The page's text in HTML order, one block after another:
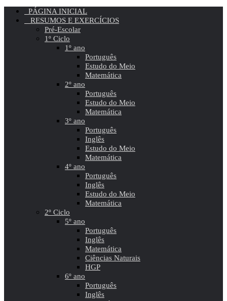
PÁGINA INICIAL
RESUMOS E EXERCÍCIOS
Pré-Escolar
1º Ciclo
1º ano
Português
Estudo do Meio
Matemática
2º ano
Português
Estudo do Meio
Matemática
3º ano
Português
Inglês
Estudo do Meio
Matemática
4º ano
Português
Inglês
Estudo do Meio
Matemática
2º Ciclo
5º ano
Português
Inglês
Matemática
Ciências Naturais
HGP
6º ano
Português
Inglês